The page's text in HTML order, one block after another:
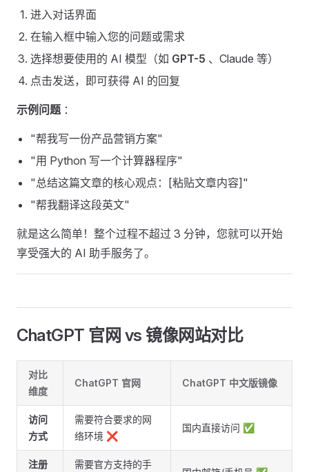
进入对话界面
在输入框中输入您的问题或需求
选择想要使用的 AI 模型（如 GPT-5 、Claude 等）
点击发送，即可获得 AI 的回复
示例问题：
"帮我写一份产品营销方案"
"用 Python 写一个计算器程序"
"总结这篇文章的核心观点：[粘贴文章内容]"
"帮我翻译这段英文"
就是这么简单！整个过程不超过 3 分钟，您就可以开始
享受强大的 AI 助手服务了。
ChatGPT 官网 vs 镜像网站对比 ​
对比
维度
ChatGPT 官网 ChatGPT 中文版镜像
访问
方式
需要符合要求的网
络环境 ❌
国内直接访问 ✅
注册
需要官方支持的手